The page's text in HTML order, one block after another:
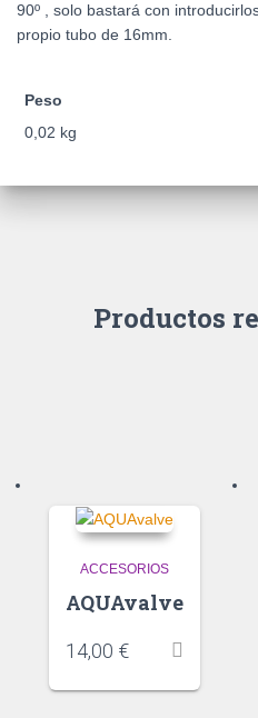
90º , solo bastará con
propio tubo de 16mm.
Peso
0,02 kg
Productos
ACCESORIOS
AQUAvalve
14,00 €